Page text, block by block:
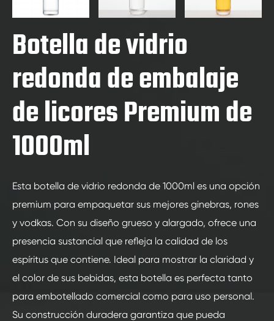
Botella de vidrio
redonda de embalaje
de licores Premium de
1000ml
Esta botella de vidrio redonda de 1000ml es una opción
premium para empaquetar sus mejores ginebras, rones
y vodkas. Con su diseño grueso y alargado, ofrece una
presencia sustancial que refleja la calidad de los
espíritus que contiene. Ideal para mostrar la claridad y
el color de sus bebidas, esta botella es perfecta tanto
para embotellado comercial como para uso personal.
Su construcción duradera garantiza que pueda